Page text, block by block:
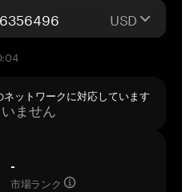
USD
ットワークに対応しています
ません
-
市場ランク